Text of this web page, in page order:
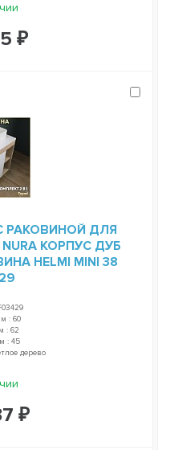
₽
РАКОВИНОЙ ДЛЯ
КОРПУС ДУБ
HELMI MINI 38
: 60
: 62
: 45
дерево
₽